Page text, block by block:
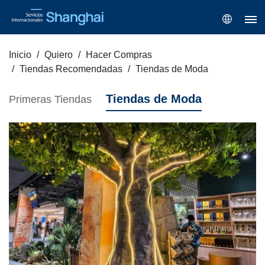
Inicio Quiero
Hacer Compras
Tiendas Recomendadas
Tiendas de Moda
Primeras Tiendas Tiendas de Moda